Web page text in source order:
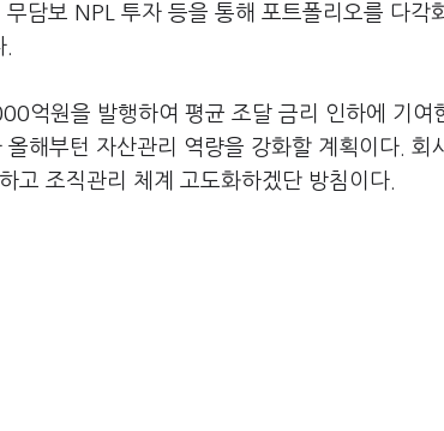
담보 NPL 투자 등을 통해 포트폴리오를 다각
억원을 발행하여 평균 조달 금리 인하에 기여
해부턴 자산관리 역량을 강화할 계획이다. 회
고 조직관리 체계 고도화하겠단 방침이다.